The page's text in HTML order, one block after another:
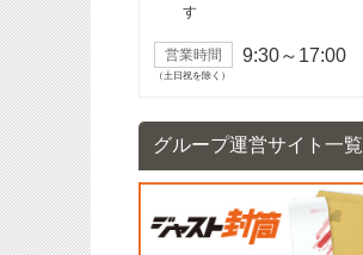
す
営業時間 9:30～17:00
（土日祝を除く）
グループ運営サイト一覧